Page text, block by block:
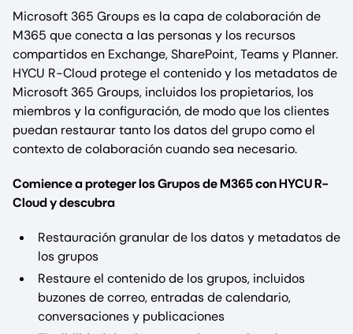
Microsoft 365 Groups es la capa de colaboración de
M365 que conecta a las personas y los recursos
compartidos en Exchange, SharePoint, Teams y Planner.
HYCU R-Cloud protege el contenido y los metadatos de
Microsoft 365 Groups, incluidos los propietarios, los
miembros y la configuración, de modo que los clientes
puedan restaurar tanto los datos del grupo como el
contexto de colaboración cuando sea necesario.
Comience a proteger los Grupos de M365 con HYCU R-
Cloud y descubra
Restauración granular de los datos y metadatos de
los grupos
Restaure el contenido de los grupos, incluidos
buzones de correo, entradas de calendario,
conversaciones y publicaciones